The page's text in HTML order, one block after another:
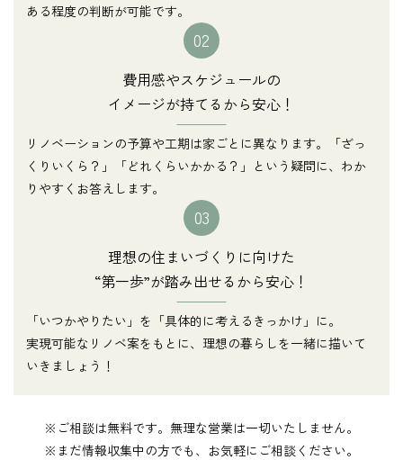
ある程度の判断が可能です。
02
費用感やスケジュールの
イメージが持てるから安心！
リノベーションの予算や工期は家ごとに異なります。「ざっ
くりいくら？」「どれくらいかかる？」という疑問に、わか
りやすくお答えします。
03
理想の住まいづくりに向けた
“第一歩”が踏み出せるから安心！
「いつかやりたい」を「具体的に考えるきっかけ」に。
実現可能なリノベ案をもとに、理想の暮らしを一緒に描いて
いきましょう！
※ご相談は無料です。無理な営業は一切いたしません。
※まだ情報収集中の方でも、お気軽にご相談ください。